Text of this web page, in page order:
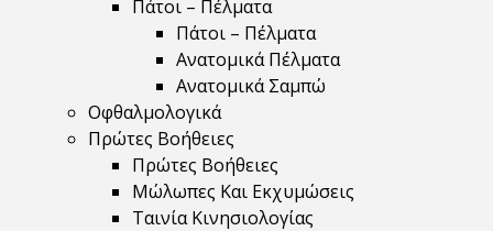
Πάτοι – Πέλματα
Πάτοι – Πέλματα
Ανατομικά Πέλματα
Ανατομικά Σαμπώ
Οφθαλμολογικά
Πρώτες Βοήθειες
Πρώτες Βοήθειες
Μώλωπες Και Εκχυμώσεις
Ταινία Κινησιολογίας